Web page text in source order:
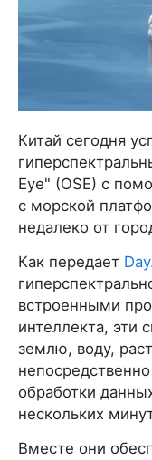
Китай сегодня
Eye" (OSE) с
с морской
недалеко от
Как передает
встроенными
интеллекта, эти
землю, воду,
обработки
нескольких
Вместе они